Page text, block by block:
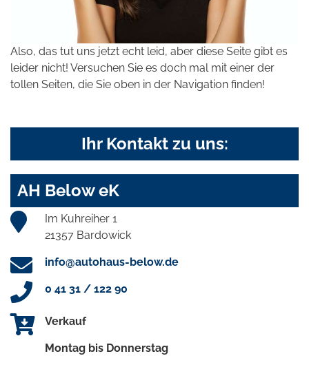
Also, das tut uns jetzt echt leid, aber diese Seite gibt es
leider nicht! Versuchen Sie es doch mal mit einer der
tollen Seiten, die Sie oben in der Navigation finden!
Ihr Kontakt zu uns:
AH Below eK
Im Kuhreiher 1
21357 Bardowick
info@autohaus-below.de
0 41 31 / 122 90
Verkauf
Montag bis Donnerstag